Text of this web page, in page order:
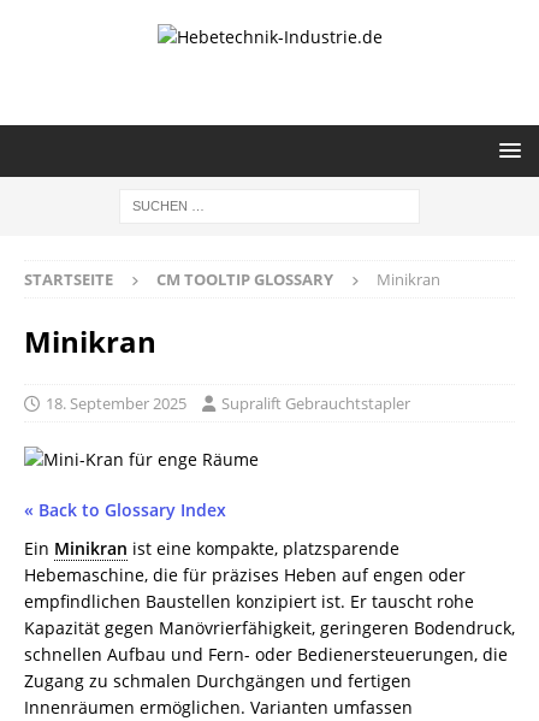
STARTSEITE CM TOOLTIP GLOSSARY Minikran
Minikran
18. September 2025 Supralift Gebrauchtstapler
« Back to Glossary Index
Ein Minikran ist eine kompakte, platzsparende
Hebemaschine, die für präzises Heben auf engen oder
empfindlichen Baustellen konzipiert ist. Er tauscht rohe
Kapazität gegen Manövrierfähigkeit, geringeren Bodendruck,
schnellen Aufbau und Fern- oder Bedienersteuerungen, die
Zugang zu schmalen Durchgängen und fertigen
Innenräumen ermöglichen. Varianten umfassen